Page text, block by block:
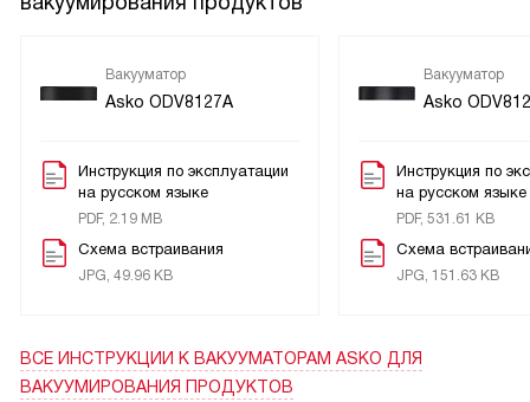
Вакууматор
Asko ODV8127A
Инструкция по эксплуатации
на русском языке
PDF, 2.19 MB
Схема встраивания
JPG, 49.96 KB
Вакууматор
Asko
Инструкция по
на русском языке
PDF, 531.61 KB
Схема
JPG, 151.63 KB
ВСЕ ИНСТРУКЦИИ К ВАКУУМАТОРАМ ASKO ДЛЯ
ВАКУУМИРОВАНИЯ ПРОДУКТОВ